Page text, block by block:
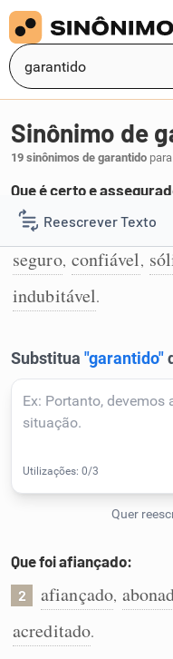
Reescrever Texto
Resumir Texto
Detector de IA
Humanizador de IA
Caça-palavras
Sinônimo de
19 sinônimos de garantido
Que é certo e
1 certo,assegurado
seguro, confiável,
indubitável.
Que foi afiançado:
2 afiançado,
acreditado.